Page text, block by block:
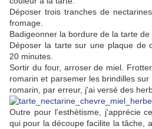
Déposer trois tranches de
fromage.
Badigeonner la bordure de la tarte de
Déposer la tarte sur une plaque de
20 minutes.
Sortir du four, arroser de miel.
romarin et parsemer les brindilles
romarin, par erreur, j'ai versé des
Outre pour l'esthétisme, j'apprécie
qui pour la découpe facilite la tâche,